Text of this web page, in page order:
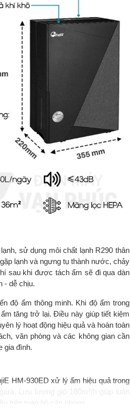
sử dụng môi chất lạnh R290 thân
lạnh và ngưng tụ thành nước, chảy
sau khi được tách ẩm sẽ đi qua dàn
- dễ chịu.
độ ẩm thông minh. Khi độ ẩm trong
tăng trở lại. Điều này giúp tiết kiệm
lý hoạt động hiệu quả và hoàn toàn
văn phòng và các không gian cần
gia đình.
HM-930ED xử lý ẩm hiệu quả trong
Lưu lượng gió 180m³/h giúp luân
trên toàn bộ căn phòng.